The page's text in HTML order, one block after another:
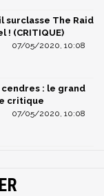
surclasse The Raid
! (CRITIQUE)
07/05/2020, 10:08
: le grand
critique
07/05/2020, 10:08